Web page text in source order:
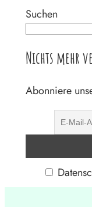
Suchen
Nichts mehr
Abonniere